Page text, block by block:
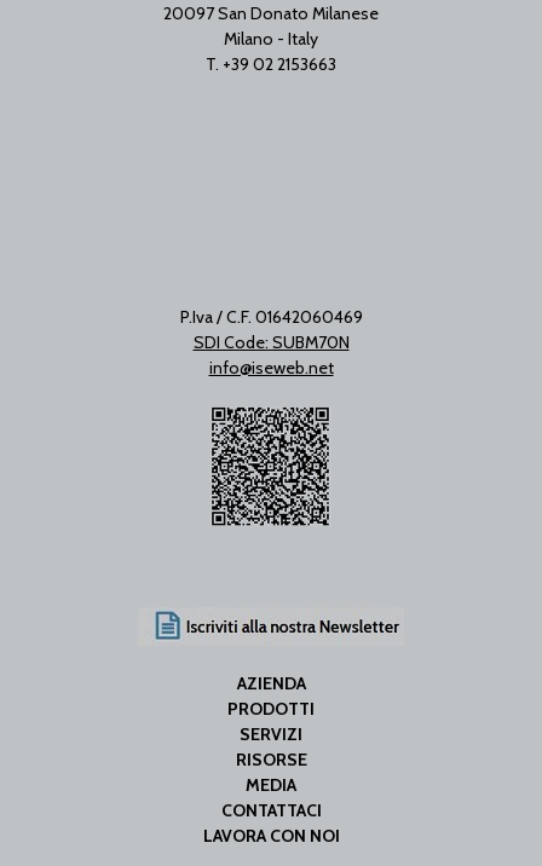
20097 San Donato Milanese
Milano - Italy
T. +39 02 2153663
P.Iva / C.F. 01642060469
SDI Code: SUBM70N
info@iseweb.net
AZIENDA
PRODOTTI
SERVIZI
RISORSE
MEDIA
CONTATTACI
LAVORA CON NOI